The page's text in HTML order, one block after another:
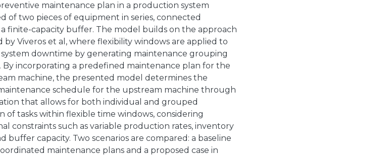
maintenance plan in a production system
of two pieces of equipment in series, connected
finite-capacity buffer. The model builds on the approach
by Viveros et al, where flexibility windows are applied to
system downtime by generating maintenance grouping
By incorporating a predefined maintenance plan for the
machine, the presented model determines the
schedule for the upstream machine through
that allows for both individual and grouped
of tasks within flexible time windows, considering
constraints such as variable production rates, inventory
buffer capacity. Two scenarios are compared: a baseline
maintenance plans and a proposed case in